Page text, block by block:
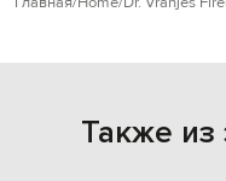
Также из